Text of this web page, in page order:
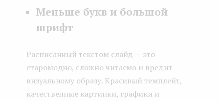
Меньше букв и большой
шрифт
Расписанный текстом слайд — это
старомодно, сложно читаемо и вредит
визуальному образу. Красивый темплейт,
качественные картинки, графики и